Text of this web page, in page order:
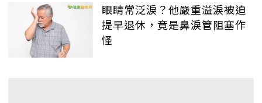
眼睛常泛淚？他嚴重溢淚被迫
提早退休，竟是鼻淚管阻塞作
怪